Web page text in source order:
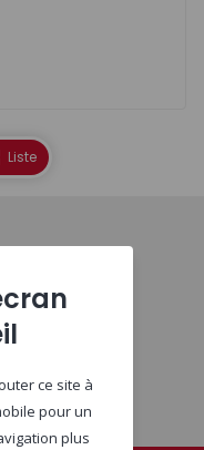
Liste
ce site à
pour un
plus